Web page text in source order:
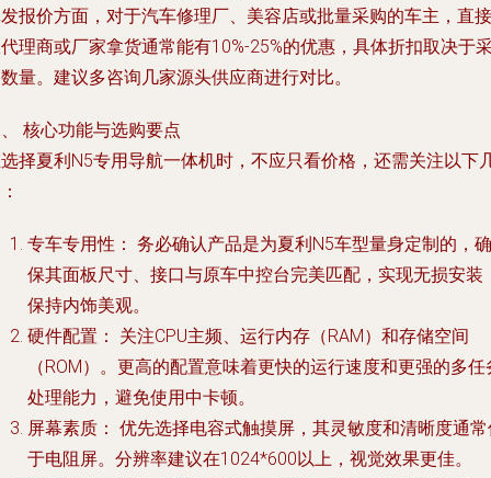
报价方面，对于汽车修理厂、美容店或批量采购的车主，直接
理商或厂家拿货通常能有10%-25%的优惠，具体折扣取决于
量。建议多咨询几家源头供应商进行对比。
核心功能与选购要点
择夏利N5专用导航一体机时，不应只看价格，还需关注以下
专车专用性： 务必确认产品是为夏利N5车型量身定制的，确
保其面板尺寸、接口与原车中控台完美匹配，实现无损安装
保持内饰美观。
硬件配置：
关注CPU主频、运行内存（RAM）和存储空间
（ROM）。更高的配置意味着更快的运行速度和更强的多任
处理能力，避免使用中卡顿。
屏幕素质： 优先选择电容式触摸屏，其灵敏度和清晰度通
于电阻屏。分辨率建议在1024*600以上，视觉效果更佳。